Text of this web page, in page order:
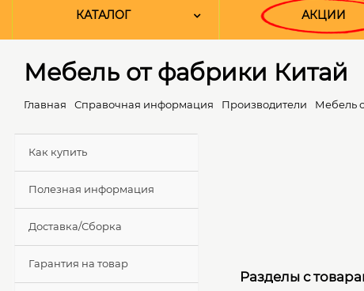
КАТАЛОГ АКЦИИ
Мебель от фабрики Китай
Главная Справочная информация Производители Мебель
Разделы с
Как купить
Полезная информация
Доставка/Сборка
Гарантия на товар